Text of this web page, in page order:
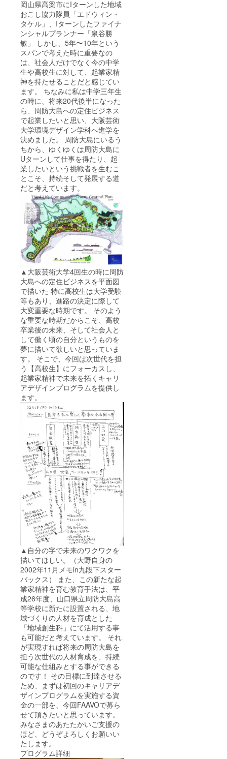
岡山県高梁市にIターンした地域
おこし協力隊員「エドウィン・
タケル」、Iターンしたファイナ
ンシャルプランナー「泉谷勝
敏」 しかし、5年〜10年という
スパンで考えた時に重要なの
は、社会人だけでなく今の中学
生や高校生に対して、起業家精
神を持たせることだと感じてい
ます。 ちなみに私は中学三年生
の時に、将来20代後半になった
ら、周防大島への定住ビジネス
で起業したいと思い、大阪芸術
大学環境デザイン学科へ進学を
決めました。 周防大島にいるう
ちから、ゆくゆくは周防大島に
Uターンして仕事を得たり、起
業したいという挑戦者を生むこ
とこそ、持続そして発展する道
だと考えています。
▲大阪芸術大学4回生の時に周防
大島への定住ビジネスを平面図
で描いた 特に高校生は大学受験
等もあり、進路の決定に際して
大変重要な時期です。 そのよう
な重要な時期だからこそ、高校
卒業後の未来、そして社会人と
して働く頃の自分というものを
夢に描いて欲しいと思っていま
す。 そこで、今回は次世代を担
う【高校生】にフォーカスし、
起業家精神で未来を拓くキャリ
アデザインプログラムを提供し
ます。
▲自分の字で未来のワクワクを
描いてほしい。（大野自身の
2002年11月メモin九段下スター
バックス） また、この新たな起
業家精神を育む教育手法は、平
成26年度、山口県立周防大島高
等学校に新たに設置される、地
域づくりの人材を育成とした
「地域創生科」にて活用する事
も可能だと考えています。 それ
が実現すれば将来の周防大島を
担う次世代の人材育成を、持続
可能な仕組みとする事ができる
のです！ その目標に到達させる
ため、まずは初回のキャリアデ
ザインプログラムを実施する資
金の一部を、今回FAAVOで募ら
せて頂きたいと思っています。
みなさまのあたたかいご支援の
ほど、どうぞよろしくお願いい
たします。
プログラム詳細